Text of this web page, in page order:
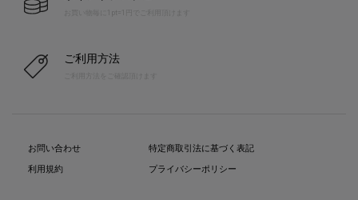
お買い物毎に1pt=1円でご利用頂けます
ご利用方法
お問い合わせ
利用規約
特定商取引法に基づく表記
プライバシーポリシー